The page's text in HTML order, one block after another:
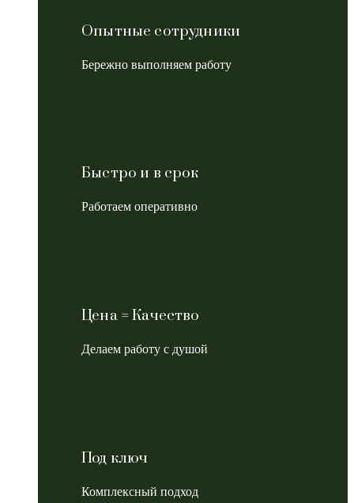
Опытные сотрудники
Бережно выполняем работу
Быстро и в срок
Работаем оперативно
Цена = Качество
Делаем работу с душой
Под ключ
Комплексный подход